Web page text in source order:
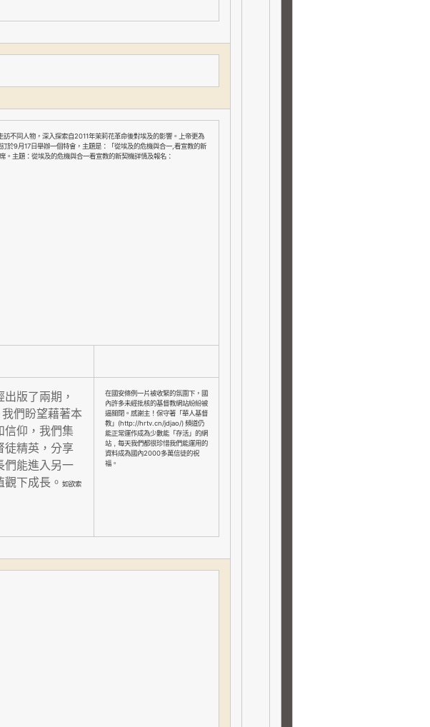
訪不同人物 ， 深入探索自2011年茉莉花革命後對埃及的影響。上帝更為
於9月 17 日舉辦一個特會 ， 主題是： 「從埃及的危機與合一 看宣教的新
。 主題：從埃及的危機與合一看宣教的新契機詳情及報名：
出版了兩期，
我們盼望藉著本
信仰 ， 我們集
徒精英，分享
們能進入另一
下成長。 如欲索
在國安條例一片被收緊的氛圍下 ， 國
內許多未經批核的基督教網站紛紛被
逼關閉。 感謝主！ 保守著「華人基督
教」 (http://hrtv.cn/jdjao/) 頻道仍
能正常運作成為少數能「存活」的網
站 ﹐ 每天我們都很珍惜我們能運用的
資料成為國內2000多萬信徒的祝
福。